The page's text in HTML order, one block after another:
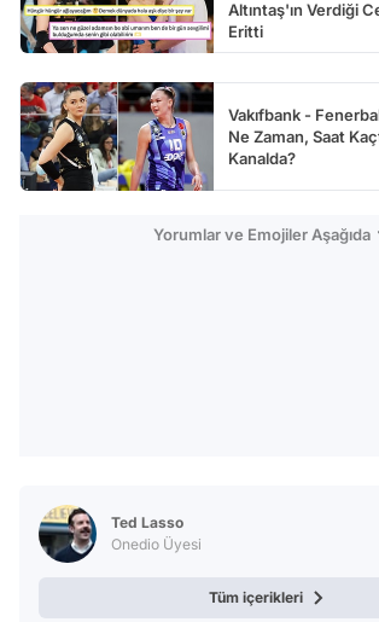
Altıntaş'ın Verdiği
Eritti
Vakıfbank -
Ne Zaman, Saat
Kanalda?
Yorumlar ve Emojiler Aşağıda
Ted Lasso
Onedio Üyesi
Tüm içerikleri